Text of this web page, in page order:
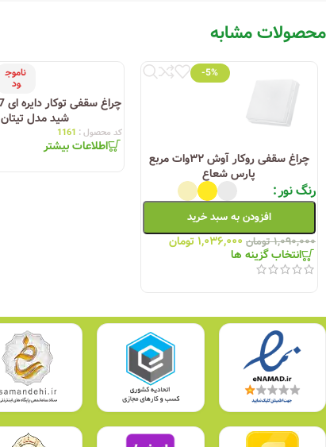
محصولات مشابه
-5%
چراغ سقفی روکار آوش ۳۲وات مربع
پارس شعاع
رنگ نور
افزودن به سبد خرید
۱,۰۹۰,۰۰۰ تومان ۱,۰۳۶,۰۰۰ تومان
انتخاب گزینه ها
ناموج
ود
شید مدل تیتان
کد محصول : 1161
اطلاعات بیشتر